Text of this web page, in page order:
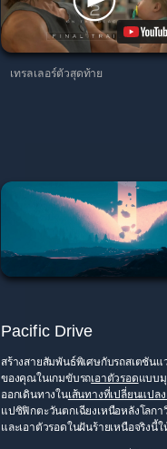
เทรลเลอร์ตัวสุดท้าย
Pacific Drive
สร้างสายสัมพันธ์พิเศษกับรถสเตชันแ
ของคุณในเกมขับรถเอาตัวรอดแบบ
ออกเดินทางในเส้นทางที่เปลี่ยนแปล
แปซิฟิกตะวันตกเฉียงเหนือหลังโลกา
และเอาตัวรอดในฝันร้ายเหนือจริงนี้ใ